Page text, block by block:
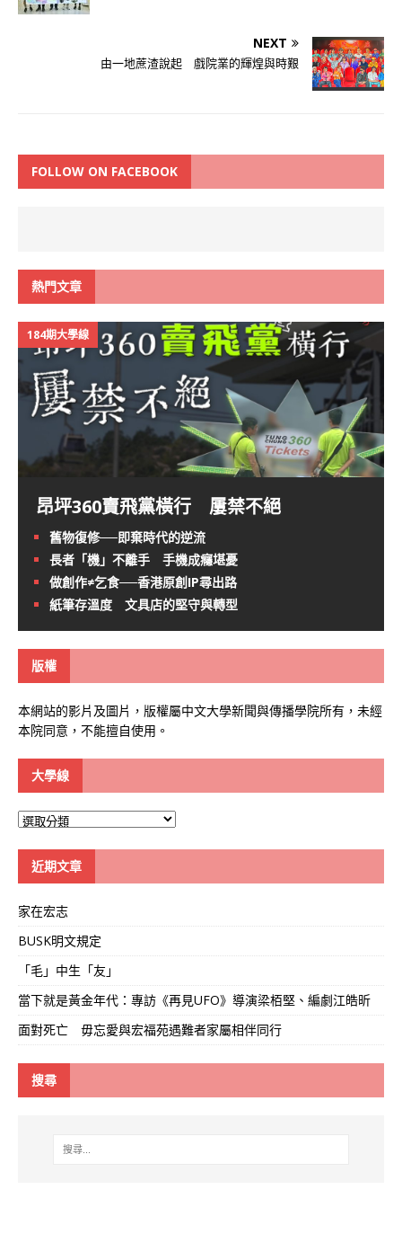
NEXT
由一地蔗渣說起 戲院業的輝煌與時艱
FOLLOW ON FACEBOOK
熱門文章
184期大學線
昂坪360賣飛黨橫行 屢禁不絕
舊物復修──即棄時代的逆流
長者「機」不離手 手機成癮堪憂
做創作≠乞食──香港原創IP尋出路
紙筆存溫度 文具店的堅守與轉型
版權
本網站的影片及圖片，版權屬中文大學新聞與傳播學院所有，未經
本院同意，不能擅自使用。
大學線
大
近期文章
家在宏志
BUSK明文規定
「毛」中生「友」
當下就是黃金年代：專訪《再見UFO》導演梁栢堅、編劇江皓昕
面對死亡 毋忘愛與宏福苑遇難者家屬相伴同行
搜尋